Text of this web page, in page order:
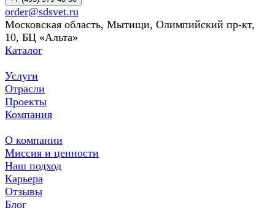
order@sdsvet.ru
Московская область, Мытищи, Олимпийский пр-кт,
10, БЦ «Альта»
Каталог
Услуги
Отрасли
Проекты
Компания
О компании
Миссия и ценности
Наш подход
Карьера
Отзывы
Блог